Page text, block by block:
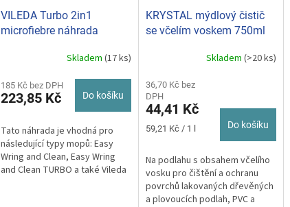
VILEDA Turbo 2in1
microfiebre náhrada
produktu
je
z
5
hvězdiček.
Skladem (17 ks)
185 Kč bez DPH
223,85 Kč Do košíku
Tato náhrada je vhodná pro
následující typy mopů: Easy
Wring and Clean, Easy Wring
and Clean TURBO a také Vileda
KRYSTAL mýdlový čistič
se včelím voskem 750ml
produktu
je
5,0
z
Skladem (>20 ks)
36,70 Kč bez
DPH
44,41 Kč
Měrná
59,21 Kč / 1 l Do košíku
Na podlahu s obsahem včelího
vosku pro čištění a ochranu
povrchů lakovaných dřevěných
a plovoucích podlah, PVC a